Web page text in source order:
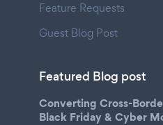
Feature Requests
Guest Blog Post
Featured Blog post
Converting Cross-
Black Friday & Cyber